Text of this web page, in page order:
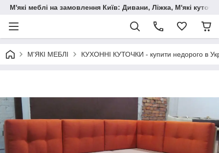
М'які меблі на замовлення Київ: Дивани, Ліжка, М'які
М'ЯКІ МЕБЛІ КУХОННІ КУТОЧКИ - купити недорого в